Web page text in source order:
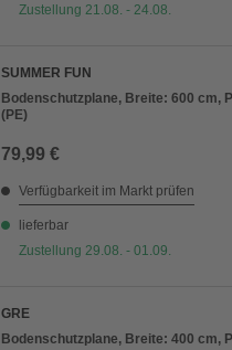
Zustellung 21.08. - 24.08.
SUMMER FUN
Bodenschutzplane, Breite: 600 cm,
(PE)
79,99 €
Verfügbarkeit im Markt prüfen
lieferbar
Zustellung 29.08. - 01.09.
GRE
Bodenschutzplane, Breite: 400 cm,